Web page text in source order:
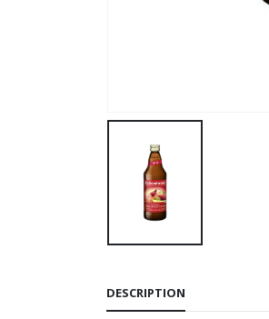
DESCRIPTION